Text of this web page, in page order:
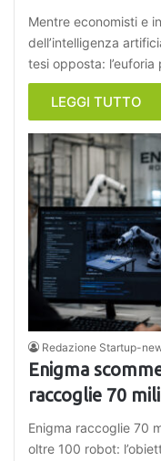
Mentre economisti e
dell’intelligenza
tesi opposta:
LEGGI TUTTO
Redazione Startup-
Enigma
raccoglie 70
Enigma raccoglie 70
oltre 100 robot: